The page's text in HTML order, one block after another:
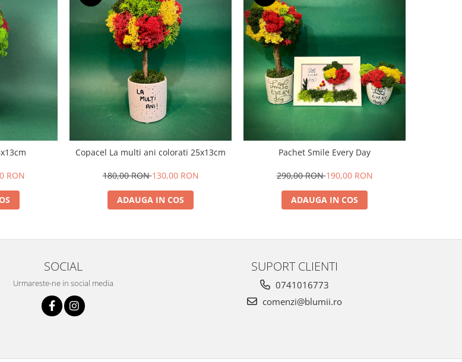
RON
Copacel La multi ani colorati 25x13cm
180,00 RON130,00 RON
ADAUGA IN COS
Pachet Smile Every Day
290,00 RON190,00 RON
ADAUGA IN COS
SOCIAL
Urmareste-ne in social media
SUPORT CLIENTI
0741016773
comenzi@blumii.ro